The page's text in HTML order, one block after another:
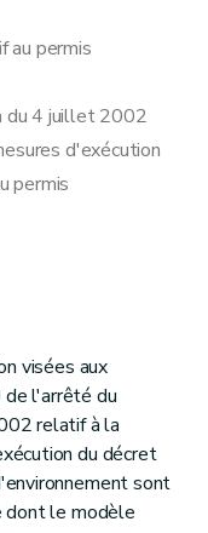
au permis
du 4 juillet 2002
d'exécution
permis
visées aux
l'arrêté du
relatif à la
du décret
sont
dont le modèle